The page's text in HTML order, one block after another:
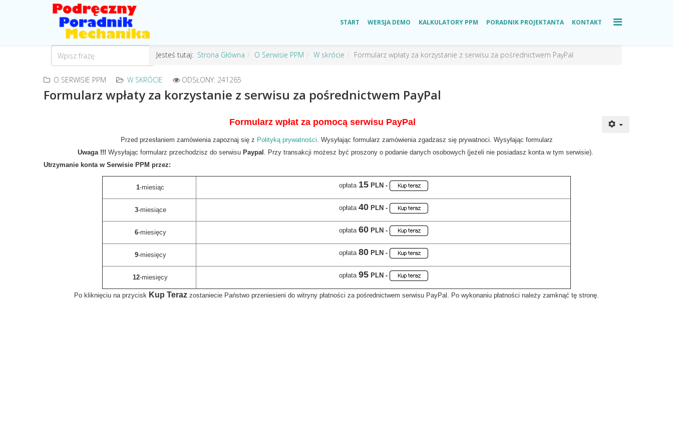
START WERSJA DEMO KALKULATORY PPM PORADNIK PROJEKTANTA KONTAKT
Jesteś tutaj: Strona Główna O Serwisie PPM W skrócie Formularz wpłaty za korzystanie z serwisu za pośrednictwem PayPal
O SERWISIE PPM W SKRÓCIE ODSŁONY: 241265
Formularz wpłaty za korzystanie z serwisu za pośrednictwem PayPal
Formularz wpłat za pomocą serwisu PayPal
Przed przesłaniem zamówienia zapoznaj się z Polityką prywatności. Wysyłając formularz zamówienia zgadzasz się prywatnoci. Wysyłając formularz
Uwaga !!! Wysyłając formularz przechodzisz do serwisu Paypal . Przy transakcji możesz być proszony o podanie danych osobowych (jeżeli nie posiadasz konta w tym serwisie).
Utrzymanie konta w Serwisie PPM przez:
1-miesiąc opłata 15PLN -
3-miesiące opłata 40PLN -
6-miesięcy opłata 60PLN -
9-miesięcy opłata 80PLN -
12-miesięcy opłata 95PLN -
Po kliknięciu na przycisk Kup Teraz zostaniecie Państwo przeniesieni do witryny płatności za pośrednictwem serwisu PayPal. Po wykonaniu płatności należy zamknąć tę stronę.